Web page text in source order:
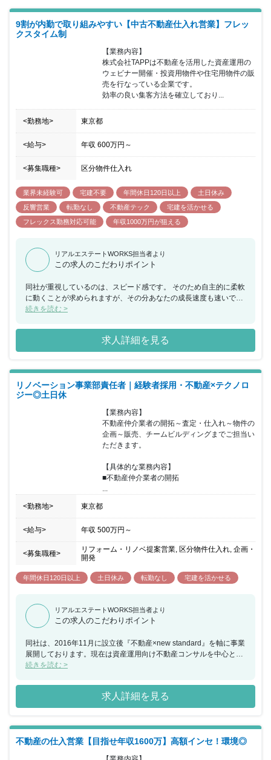
はダイナミックなインセンティブ報酬を提供しています。今後の更
なる成長と業容拡大の為、これから5年・10年後・その先も共に成
長し、ご活躍頂ける方を歓迎いたします。
9割が内勤で取り組みやすい【中古不動産仕入れ営業】フレッ
クスタイム制
【業務内容】
株式会社TAPPは不動産を活用した資産運用の
ウェビナー開催・投資用物件や住宅用物件の販
売を行なっている企業です。
効率の良い集客方法を確立しており...
<勤務地> 東京都
<給与> 年収 600万円 ～
<募集職種> 区分物件仕入れ
業界未経験可 宅建不要 年間休日120日以上
土日休み
反響営業
転勤なし 不動産テック
宅建を活かせる
フレックス勤務対応可能
年収1000万円が狙える
リアルエステートWORKS担当者より
この求人のこだわりポイント
同社が重視しているのは、スピード感です。 そのため自主的に柔軟
に動くことが求められますが、その分あなたの成長速度も速いでし
ょう。 頑張った分はインセンティブとして給与で返ってきますので
されたメンバーもいるなど、正当な評価も魅力です。
続きを読む >
求人詳細を見る
リノベーション事業部責任者｜経験者採用・不動産×テクノロ
ジー◎土日休
【業務内容】
不動産仲介業者の開拓～査定・仕入れ～物件の
企画～販売、チームビルディングまでご担当い
ただきます。
【具体的な業務内容】
■不動産仲介業者の開拓
<勤務地> 東京都
<給与> 年収 500万円 ～
<募集職種>
リフォーム・リノベ提案営業, 区分物件仕入れ, 企画・
開発
年間休日120日以上 土日休み 転勤なし 宅建を活かせる
リアルエステートWORKS担当者より
この求人のこだわりポイント
同社は、2016年11月に設立後『不動産×new standard』を軸に事業
展開しております。現在は資産運用向け不動産コンサルを中心と
し、マンスリー事業、自社ブランドマンション開発の計画など、
97億円、そして今期は150億円売上見込と、コロナ禍に一切影響し
ないビジネスモデルで成長を続けています。今回、リノベーション
事業を始めるにあたり、不動産仲介業者の開拓～査定・仕入れ～物
ただける方を募集することとなりました。新規事業としてリノベー
ション事業を展開するため、主体的に自身で動いて仕事を勝ち取っ
続きを読む >
求人詳細を見る
不動産の仕入営業【目指せ年収1600万】高額インセ！環境◎